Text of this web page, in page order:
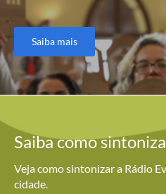
Saiba mais
Saiba como
Veja como sintonizar a Rádio
cidade.